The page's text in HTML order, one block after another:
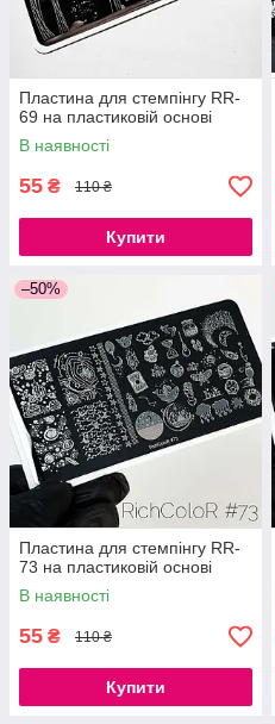
Пластина для стемпінгу RR-
69 на пластиковій основі
В наявності
55 ₴ 110 ₴
Купити
–50%
Пластина для стемпінгу RR-
73 на пластиковій основі
В наявності
55 ₴ 110 ₴
Купити